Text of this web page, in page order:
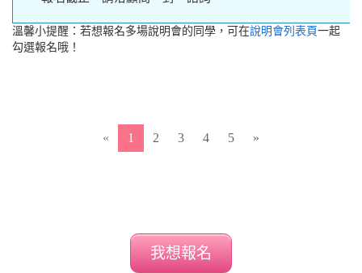
溫馨小提醒：若想報名多場說明會的同學，可在說明會列表頁一起
勾選報名哦！
« 1 2 3 4 5 »
我想報名